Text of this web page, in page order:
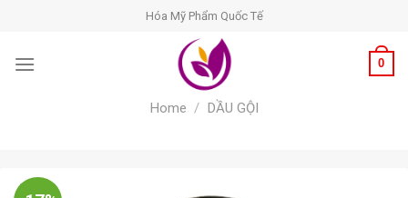
content
Hóa Mỹ Phẩm Quốc Tế
0
Home / DẦU GỘI